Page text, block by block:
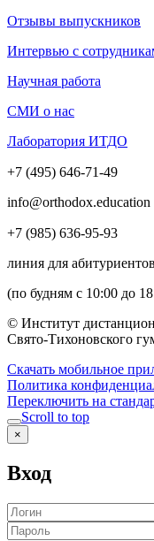
Отзывы выпускников
Интервью с
Научная работа
СМИ о нас
Лаборатория ИТДО
+7 (495) 646-71-49
info@orthodox.education
+7 (985) 636-95-93
линия для абитуриентов
(по будням с 10:00 до
© Институт
Свято-Тихоновского
Скачать мобильное
Политика
Переключить на
Scroll to top
×
Вход